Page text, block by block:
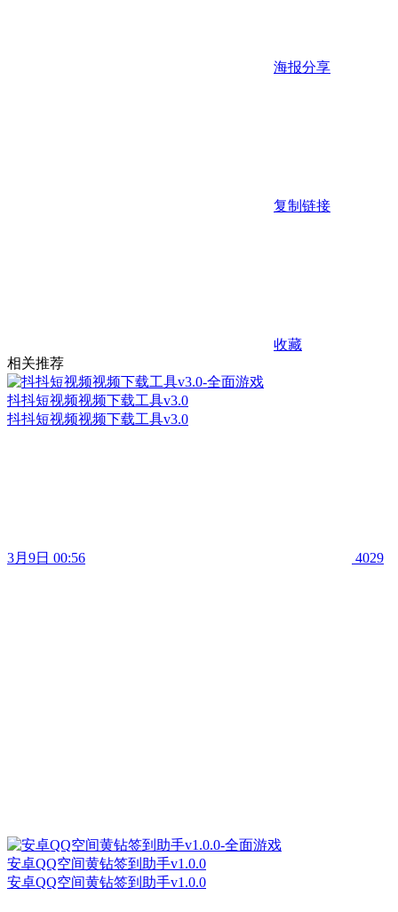
海报分享
复制链接
收藏
相关推荐
抖抖短视频视频下载工具v3.0
抖抖短视频视频下载工具v3.0
3月9日 00:56 4029
安卓QQ空间黄钻签到助手v1.0.0
安卓QQ空间黄钻签到助手v1.0.0